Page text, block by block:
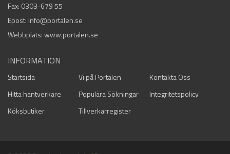
Fax: 0303-679 55
Epost: info@portalen.se
Webbplats: www.portalen.se
INFORMATION
Startsida Vi på Portalen
Kontakta Oss
Hitta hantverkare
Populära Sökningar
Integritetspolicy
Köksbutiker
Tillverkarregister